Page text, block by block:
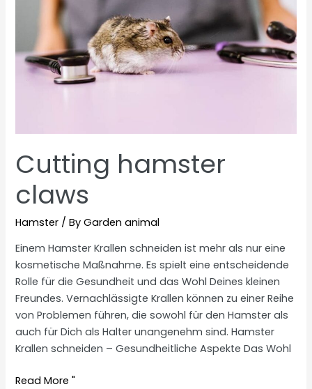
Cutting hamster
claws
Hamster / ByGarden animal
Einem Hamster Krallen schneiden ist mehr als nur eine
kosmetische Maßnahme. Es spielt eine entscheidende
Rolle für die Gesundheit und das Wohl Deines kleinen
Freundes. Vernachlässigte Krallen können zu einer Reihe
von Problemen führen, die sowohl für den Hamster als
auch für Dich als Halter unangenehm sind. Hamster
Krallen schneiden – Gesundheitliche Aspekte Das Wohl
Cutting
Read More "